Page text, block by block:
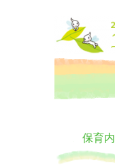
24時
大阪の24時間
保育